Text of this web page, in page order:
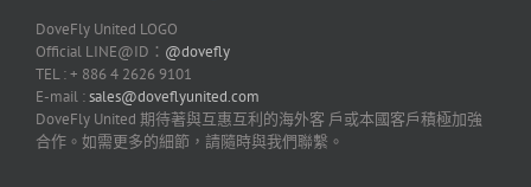
DoveFly United LOGO
Official LINE@ID： @dovefly
TEL : + 886 4 2626 9101
E-mail :sales@doveflyunited.com
DoveFly United 期待著與互惠互利的海外客 戶或本國客戶積極加強
合作。如需更多的細節，請隨時與我們聯繫。